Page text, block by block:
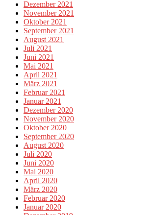
Dezember 2021
November 2021
Oktober 2021
September 2021
August 2021
Juli 2021
Juni 2021
Mai 2021
April 2021
März 2021
Februar 2021
Januar 2021
Dezember 2020
November 2020
Oktober 2020
September 2020
August 2020
Juli 2020
Juni 2020
Mai 2020
April 2020
März 2020
Februar 2020
Januar 2020